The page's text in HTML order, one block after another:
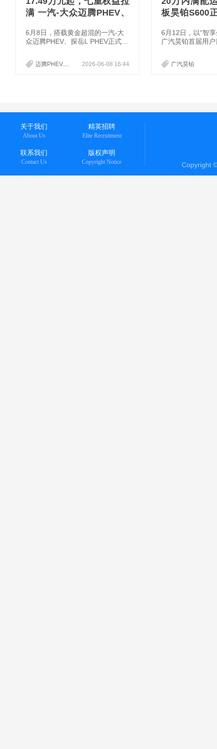
满 一汽-大众迈腾PHEV、
6月8日，搭载黄金超混的一汽-大
众迈腾PHEV、探岳L PHEV正式开
切入用户想要的“省、长、顺、智
能、安全”五大核心诉求，为混动
2026-06-08 16:44
迈腾PHEV 探岳L PHEV
板昊铂S600
6月12日，以“智
广汽昊铂首届用
小镇正式举办。
UV昊铂S600迎来
9.99万元。作为
广汽昊铂
关于我们
About Us
精英招聘
Elite Recruitment
联系我们
Contact Us
版权声明
Copyright Notice Copyright